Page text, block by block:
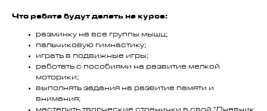
Что ребята будут делать на курсе:
разминку на все группы мышц;
пальчиковую гимнастику;
играть в подвижные игры;
работать с пособиями на развитие мелкой
моторики;
выполнять задания на развитие памяти и
внимания;